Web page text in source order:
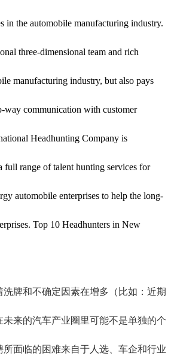
in the automobile manufacturing industry.
three-dimensional team and rich
manufacturing industry, but also pays
way communication with customer
Headhunting Company is
full range of talent hunting services for
automobile enterprises to help the long-
Top 10 Headhunters in New
牌和不确定因素在增多（比如：近期
来的汽车产业圈里可能不是单独的个
面临的困难来自于人选、车企和行业